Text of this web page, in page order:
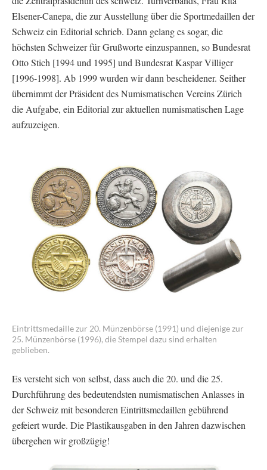
Elsener-Canepa, die zur Ausstellung über die Sportmedaillen der
Schweiz ein Editorial schrieb. Dann gelang es sogar, die
höchsten Schweizer für Grußworte einzuspannen, so Bundesrat
Otto Stich [1994 und 1995] und Bundesrat Kaspar Villiger
[1996-1998]. Ab 1999 wurden wir dann bescheidener. Seither
übernimmt der Präsident des Numismatischen Vereins Zürich
die Aufgabe, ein Editorial zur aktuellen numismatischen Lage
aufzuzeigen.
Eintrittsmedaille zur 20. Münzenbörse (1991) und diejenige zur
25. Münzenbörse (1996), die Stempel dazu sind erhalten
geblieben.
Es versteht sich von selbst, dass auch die 20. und die 25.
Durchführung des bedeutendsten numismatischen Anlasses in
der Schweiz mit besonderen Eintrittsmedaillen gebührend
gefeiert wurde. Die Plastikausgaben in den Jahren dazwischen
übergehen wir großzügig!